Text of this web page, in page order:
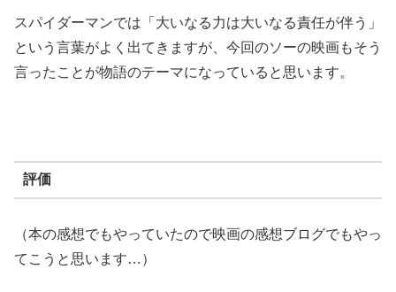
スパイダーマンでは「大いなる力は大いなる責任が伴う」
という言葉がよく出てきますが、今回のソーの映画もそう
言ったことが物語のテーマになっていると思います。
評価
（本の感想でもやっていたので映画の感想ブログでもやっ
てこうと思います…）